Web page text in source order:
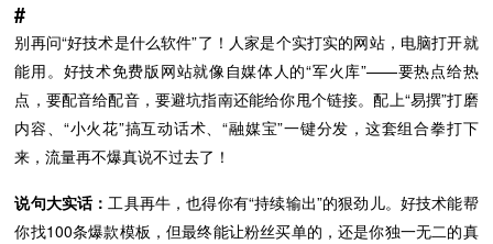
别再问“好技术是什么软件”了！人家是个实打实的网站，电脑打开就
能用。好技术免费版网站就像自媒体人的“军火库”——要热点给热
点，要配音给配音，要避坑指南还能给你甩个链接。配上“易撰”打磨
内容、“小火花”搞互动话术、“融媒宝”一键分发，这套组合拳打下
来，流量再不爆真说不过去了！
说句大实话：工具再牛，也得你有“持续输出”的狠劲儿。好技术能帮
你找100条爆款模板，但最终能让粉丝买单的，还是你独一无二的真